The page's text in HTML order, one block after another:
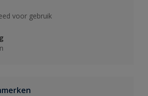
voor gebruik